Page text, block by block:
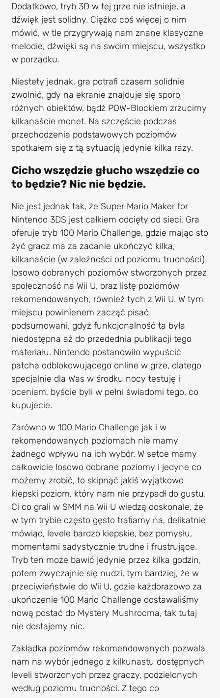
Dodatkowo, tryb 3D w tej grze nie istnieje, a
dźwięk jest solidny. Ciężko coś więcej o nim
mówić, w tle przygrywają nam znane klasyczne
melodie, dźwięki są na swoim miejscu, wszystko
w porządku.
Niestety jednak, gra potrafi czasem solidnie
zwolnić, gdy na ekranie znajduje się sporo
różnych obiektów, bądź POW-Blockiem zrzucimy
kilkanaście monet. Na szczęście podczas
przechodzenia podstawowych poziomów
spotkałem się z tą sytuacją jedynie kilka razy.
Cicho wszędzie głucho wszędzie co
to będzie? Nic nie będzie.
Nie jest jednak tak, że Super Mario Maker for
Nintendo 3DS jest całkiem odcięty od sieci. Gra
oferuje tryb 100 Mario Challenge, gdzie mając sto
żyć gracz ma za zadanie ukończyć kilka,
kilkanaście (w zależności od poziomu trudności)
losowo dobranych poziomów stworzonych przez
społeczność na Wii U, oraz listę poziomów
rekomendowanych, również tych z Wii U. W tym
miejscu powinienem zacząć pisać
podsumowani, gdyż funkcjonalność ta była
niedostępna aż do przedednia publikacji tego
materiału. Nintendo postanowiło wypuścić
patcha odblokowującego online w grze, dlatego
specjalnie dla Was w środku nocy testuję i
oceniam, byście byli w pełni świadomi tego, co
kupujecie.
Zarówno w 100 Mario Challenge jak i w
rekomendowanych poziomach nie mamy
żadnego wpływu na ich wybór. W setce mamy
całkowicie losowo dobrane poziomy i jedyne co
możemy zrobić, to skipnąć jakiś wyjątkowo
kiepski poziom, który nam nie przypadł do gustu.
Ci co grali w SMM na Wii U wiedzą doskonale, że
w tym trybie często gęsto trafiamy na, delikatnie
mówiąc, levele bardzo kiepskie, bez pomysłu,
momentami sadystycznie trudne i frustrujące.
Tryb ten może bawić jedynie przez kilka godzin,
potem zwyczajnie się nudzi, tym bardziej, że w
przeciwieństwie do Wii U, gdzie każdorazowo za
ukończenie 100 Mario Challenge dostawaliśmy
nową postać do Mystery Mushrooma, tak tutaj
nie dostajemy nic.
Zakładka poziomów rekomendowanych pozwala
nam na wybór jednego z kilkunastu dostępnych
leveli stworzonych przez graczy, podzielonych
według poziomu trudności. Z tego co